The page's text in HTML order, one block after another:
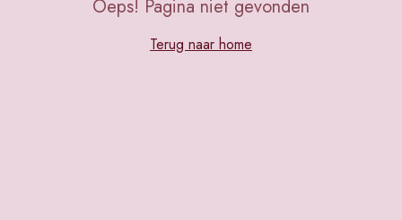
Oeps! Pagina niet gevonden
Terug naar home